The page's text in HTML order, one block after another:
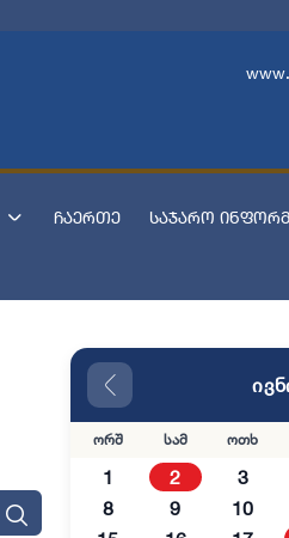
ჩაერთე საჯარო
ორშ სამ ოთხ
1 2 3
8
9 10